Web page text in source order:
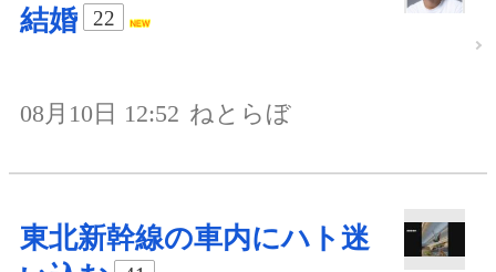
結婚
22
08月10日 12:52 ねとらぼ
東北新幹線の車内にハト迷